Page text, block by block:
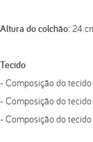
Altura do colchão:24
Tecido
- Composição do
- Composição do
- Composição do